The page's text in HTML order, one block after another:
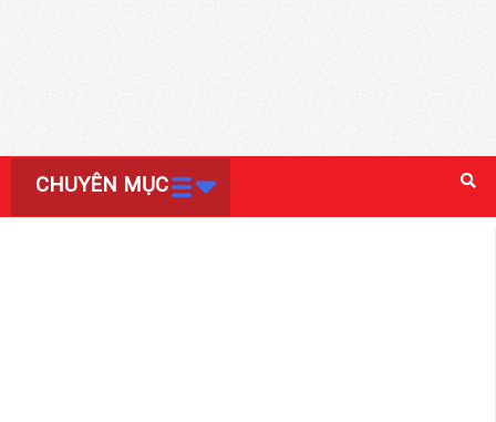
CHUYÊN MỤC